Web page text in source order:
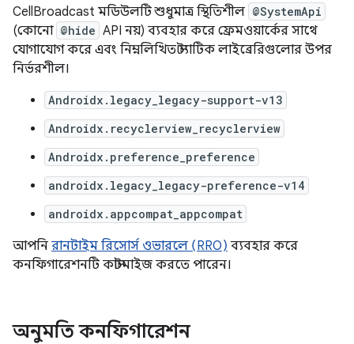
CellBroadcast মডিউলটি শুধুমাত্র স্থিতিশীল @SystemApi
(কোনো @hide API নয়) ব্যবহার করে ফ্রেমওয়ার্কের সাথে
যোগাযোগ করে এবং নিম্নলিখিত স্ট্যাটিক লাইব্রেরিগুলোর উপর
নির্ভরশীল।
Androidx.legacy_legacy-support-v13
Androidx.recyclerview_recyclerview
Androidx.preference_preference
androidx.legacy_legacy-preference-v14
androidx.appcompat_appcompat
আপনি রানটাইম রিসোর্স ওভারলে (RRO) ব্যবহার করে
কনফিগারেশনটি কাস্টমাইজ করতে পারেন।
অনুমতি কনফিগারেশন